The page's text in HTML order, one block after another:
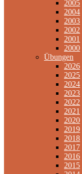
2005
2004
2003
2002
2001
2000
Übungen
2026
2025
2024
2023
2022
2021
2020
2019
2018
2017
2016
2015